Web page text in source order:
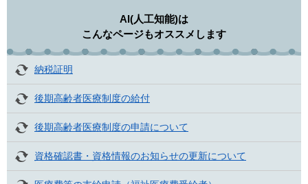
AI(人工知能)は
こんなページもオススメします
納税証明
後期高齢者医療制度の給付
後期高齢者医療制度の申請について
資格確認書・資格情報のお知らせの更新について